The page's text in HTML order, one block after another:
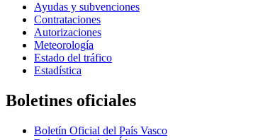
Ayudas y subvenciones
Contrataciones
Autorizaciones
Meteorología
Estado del tráfico
Estadística
Boletines oficiales
Boletín Oficial del País Vasco